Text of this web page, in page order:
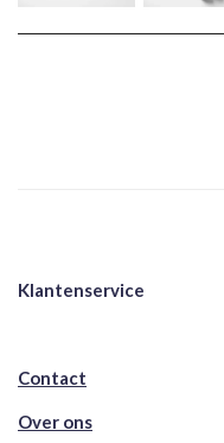
Klantenservice
Contact
Over ons